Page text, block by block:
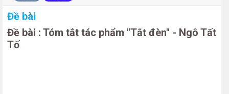
Đề bài
Đề bài : Tóm tắt tác phẩm "Tắt đèn" - Ngô Tất
Tố